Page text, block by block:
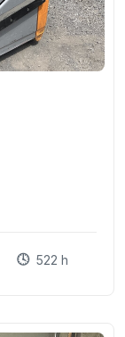
522 h